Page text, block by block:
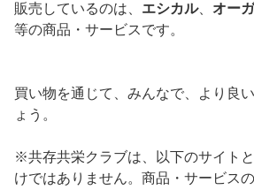
販売しているのは、 エシカル、 オー
等の商品・サービスです。
買い物を通じて、みんなで、より良
ょう。
※共存共栄クラブは、以下のサイト
けではありません。商品・サービス